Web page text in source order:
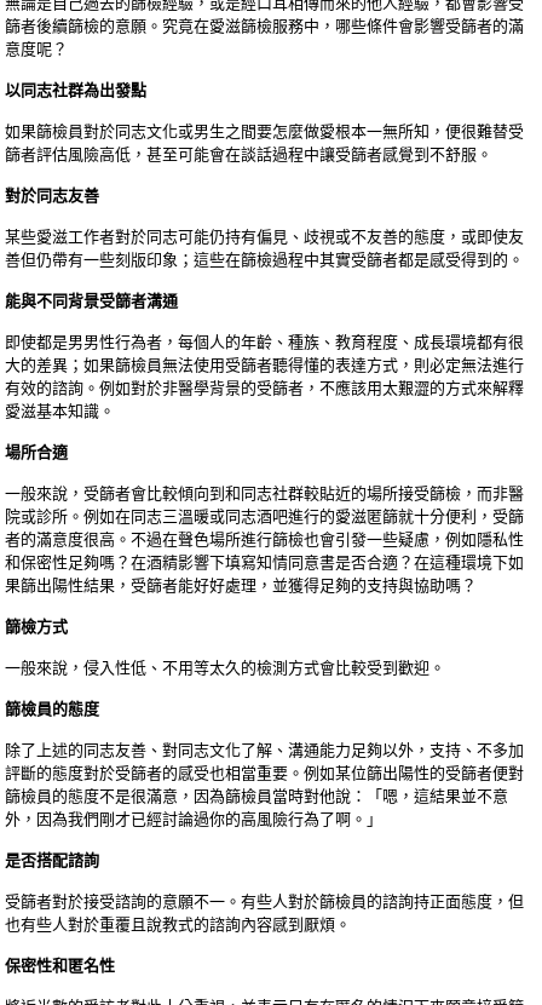
篩者後續篩檢的意願。究竟在愛滋篩檢服務中，哪些條件會影響受篩者的滿
意度呢？
以同志社群為出發點
如果篩檢員對於同志文化或男生之間要怎麼做愛根本一無所知，便很難替受
篩者評估風險高低，甚至可能會在談話過程中讓受篩者感覺到不舒服。
對於同志友善
某些愛滋工作者對於同志可能仍持有偏見、歧視或不友善的態度，或即使友
善但仍帶有一些刻版印象；這些在篩檢過程中其實受篩者都是感受得到的。
能與不同背景受篩者溝通
即使都是男男性行為者，每個人的年齡、種族、教育程度、成長環境都有很
大的差異；如果篩檢員無法使用受篩者聽得懂的表達方式，則必定無法進行
有效的諮詢。例如對於非醫學背景的受篩者，不應該用太艱澀的方式來解釋
愛滋基本知識。
場所合適
一般來說，受篩者會比較傾向到和同志社群較貼近的場所接受篩檢，而非醫
院或診所。例如在同志三溫暖或同志酒吧進行的愛滋匿篩就十分便利，受篩
者的滿意度很高。不過在聲色場所進行篩檢也會引發一些疑慮，例如隱私性
和保密性足夠嗎？在酒精影響下填寫知情同意書是否合適？在這種環境下如
果篩出陽性結果，受篩者能好好處理，並獲得足夠的支持與協助嗎？
篩檢方式
一般來說，侵入性低、不用等太久的檢測方式會比較受到歡迎。
篩檢員的態度
除了上述的同志友善、對同志文化了解、溝通能力足夠以外，支持、不多加
評斷的態度對於受篩者的感受也相當重要。例如某位篩出陽性的受篩者便對
篩檢員的態度不是很滿意，因為篩檢員當時對他說：「嗯，這結果並不意
外，因為我們剛才已經討論過你的高風險行為了啊。」
是否搭配諮詢
受篩者對於接受諮詢的意願不一。有些人對於篩檢員的諮詢持正面態度，但
也有些人對於重覆且說教式的諮詢內容感到厭煩。
保密性和匿名性